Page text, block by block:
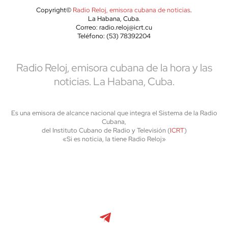
Copyright© Radio Reloj, emisora cubana de noticias.
La Habana, Cuba.
Correo: radio.reloj@icrt.cu
Teléfono: (53) 78392204
Radio Reloj, emisora cubana de la hora y las
noticias. La Habana, Cuba.
Es una emisora de alcance nacional que integra el Sistema de la Radio
Cubana,
del Instituto Cubano de Radio y Televisión (ICRT)
«Si es noticia, la tiene Radio Reloj»